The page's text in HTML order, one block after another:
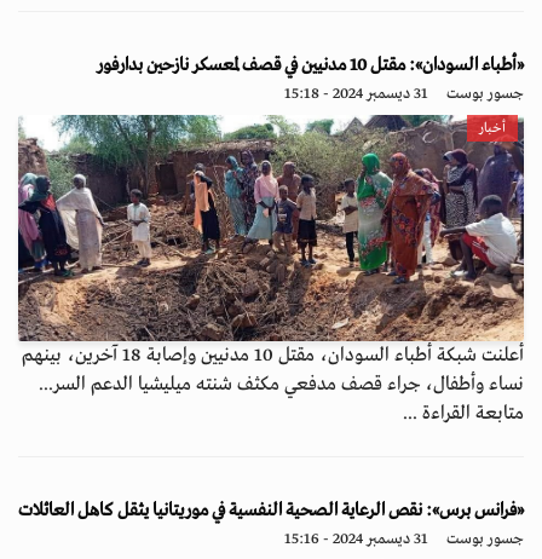
«أطباء السودان»: مقتل 10 مدنيين في قصف لمعسكر نازحين بدارفور
جسور بوست 31 ديسمبر 2024 - 15:18
أخبار
أعلنت شبكة أطباء السودان، مقتل 10 مدنيين وإصابة 18 آخرين، بينهم
نساء وأطفال، جراء قصف مدفعي مكثف شنته ميليشيا الدعم السر...
متابعة القراءة ...
«فرانس برس»: نقص الرعاية الصحية النفسية في موريتانيا يثقل كاهل العائلات
جسور بوست 31 ديسمبر 2024 - 15:16